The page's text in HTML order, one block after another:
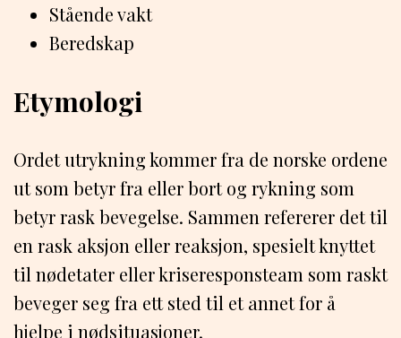
Stående vakt
Beredskap
Etymologi
Ordet utrykning kommer fra de norske ordene
ut som betyr fra eller bort og rykning som
betyr rask bevegelse. Sammen refererer det til
en rask aksjon eller reaksjon, spesielt knyttet
til nødetater eller kriseresponsteam som raskt
beveger seg fra ett sted til et annet for å
hjelpe i nødsituasjoner.